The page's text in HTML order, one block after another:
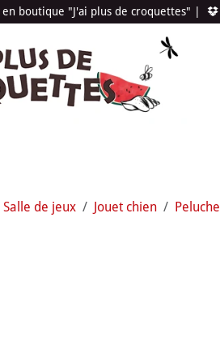
en bou​​​​​​tique "J'ai plus de croquettes"
Salle de jeux Jouet chien Peluche